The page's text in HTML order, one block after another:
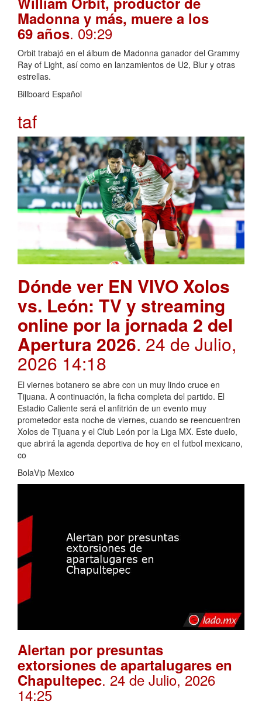
Madonna y más, muere a los
69 años. 09:29
Orbit trabajó en el álbum de Madonna ganador del Grammy
Ray of Light, así como en lanzamientos de U2, Blur y otras
estrellas.
Billboard Español
taf
Dónde ver EN VIVO Xolos
vs. León: TV y streaming
online por la jornada 2 del
Apertura 2026. 24 de Julio,
2026 14:18
El viernes botanero se abre con un muy lindo cruce en
Tijuana. A continuación, la ficha completa del partido. El
Estadio Caliente será el anfitrión de un evento muy
prometedor esta noche de viernes, cuando se reencuentren
Xolos de Tijuana y el Club León por la Liga MX. Este duelo,
que abrirá la agenda deportiva de hoy en el futbol mexicano,
co
BolaVip Mexico
Alertan por presuntas
extorsiones de apartalugares en
Chapultepec. 24 de Julio, 2026
14:25